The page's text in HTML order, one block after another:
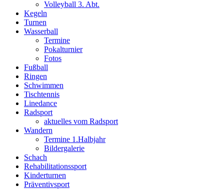
Volleyball 3. Abt.
Kegeln
Turnen
Wasserball
Termine
Pokalturnier
Fotos
Fußball
Ringen
Schwimmen
Tischtennis
Linedance
Radsport
aktuelles vom Radsport
Wandern
Termine 1.Halbjahr
Bildergalerie
Schach
Rehabilitationssport
Kinderturnen
Präventivsport